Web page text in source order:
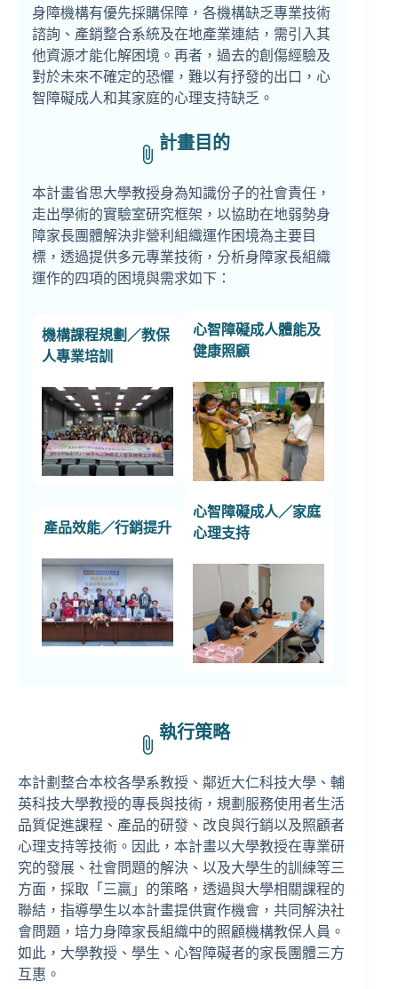
身障機構有優先採購保障，各機構缺乏專業技術
諮詢、產銷整合系統及在地產業連結，需引入其
他資源才能化解困境。再者，過去的創傷經驗及
對於未來不確定的恐懼，難以有抒發的出口，心
智障礙成人和其家庭的心理支持缺乏。
計畫目的
本計畫省思大學教授身為知識份子的社會責任，
走出學術的實驗室研究框架，以協助在地弱勢身
障家長團體解決非營利組織運作困境為主要目
標，透過提供多元專業技術，分析身障家長組織
運作的四項的困境與需求如下：
機構課程規劃／教保
人專業培訓
心智障礙成人體能及
健康照顧
產品效能／行銷提升
心智障礙成人／家庭
心理支持
執行策略
本計劃整合本校各學系教授、鄰近大仁科技大學、輔
英科技大學教授的專長與技術，規劃服務使用者生活
品質促進課程、產品的研發、改良與行銷以及照顧者
心理支持等技術。因此，本計畫以大學教授在專業研
究的發展、社會問題的解決、以及大學生的訓練等三
方面，採取「三贏」的策略，透過與大學相關課程的
聯結，指導學生以本計畫提供實作機會，共同解決社
會問題，培力身障家長組織中的照顧機構教保人員。
如此，大學教授、學生、心智障礙者的家長團體三方
互惠。